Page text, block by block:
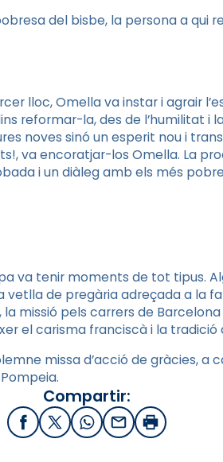
del bisbe, la persona a qui
lloc, Omella va instar i agrair
reformar-la, des de l’humilitat i
noves sinó un esperit nou i
va encoratjar-los Omella. La
i un diàleg amb els més
va tenir moments de tot tipus.
de pregària adreçada a la
missió pels carrers de
el carisma franciscà i la tradició
missa d’acció de gràcies, a
Compartir:
FacebookX / Twitter
WhatsApp
EmailImprimir